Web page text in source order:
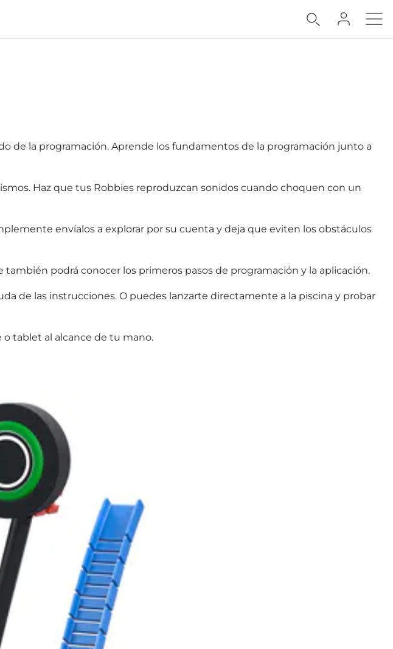
de la programación. Aprende los fundamentos de la programación junto a
Haz que tus Robbies reproduzcan sonidos cuando choquen con un
envíalos a explorar por su cuenta y deja que eviten los obstáculos
podrá conocer los primeros pasos de programación y la aplicación.
de las instrucciones. O puedes lanzarte directamente a la piscina y probar
tablet al alcance de tu mano.